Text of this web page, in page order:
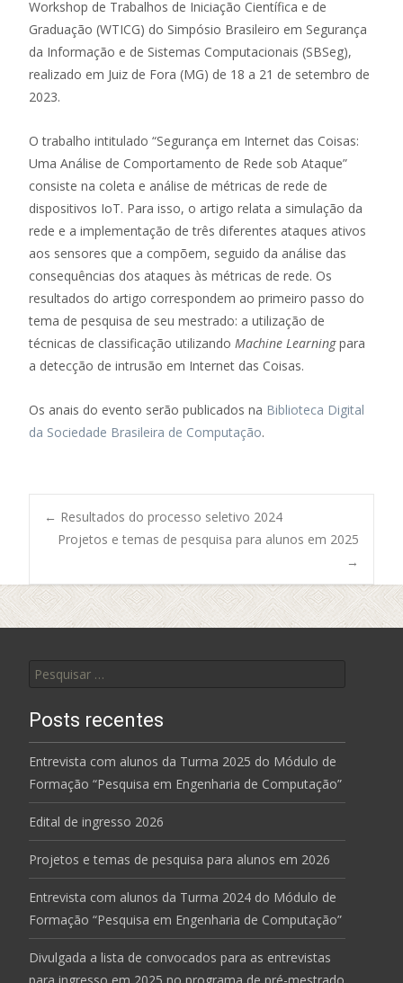
Workshop de Trabalhos de Iniciação Científica e de
Graduação (WTICG) do Simpósio Brasileiro em Segurança
da Informação e de Sistemas Computacionais (SBSeg),
realizado em Juiz de Fora (MG) de 18 a 21 de setembro de
2023.
O trabalho intitulado “Segurança em Internet das Coisas:
Uma Análise de Comportamento de Rede sob Ataque”
consiste na coleta e análise de métricas de rede de
dispositivos IoT. Para isso, o artigo relata a simulação da
rede e a implementação de três diferentes ataques ativos
aos sensores que a compõem, seguido da análise das
consequências dos ataques às métricas de rede. Os
resultados do artigo correspondem ao primeiro passo do
tema de pesquisa de seu mestrado: a utilização de
técnicas de classificação utilizando Machine Learningpara
a detecção de intrusão em Internet das Coisas.
Os anais do evento serão publicados na Biblioteca Digital
da Sociedade Brasileira de Computação.
Post
navigation
← Resultados do processo seletivo 2024
Projetos e temas de pesquisa para alunos em 2025
→
por:
Posts recentes
Entrevista com alunos da Turma 2025 do Módulo de
Formação “Pesquisa em Engenharia de Computação”
Edital de ingresso 2026
Projetos e temas de pesquisa para alunos em 2026
Entrevista com alunos da Turma 2024 do Módulo de
Formação “Pesquisa em Engenharia de Computação”
Divulgada a lista de convocados para as entrevistas